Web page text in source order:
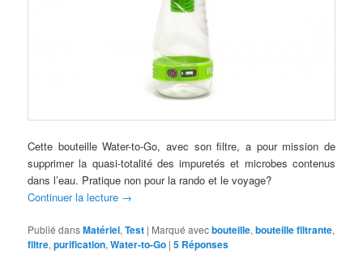
Cette bouteille Water-to-Go, avec son filtre, a pour mission de
supprimer la quasi-totalité des impuretés et microbes contenus
dans l’eau. Pratique non pour la rando et le voyage?
Continuer la lecture →
Publié dansMatériel,Test | Marqué avecbouteille,bouteille filtrante,
filtre,purification,Water-to-Go |5 Réponses